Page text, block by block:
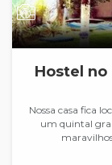
Hostel no
Nossa casa fica
um quintal